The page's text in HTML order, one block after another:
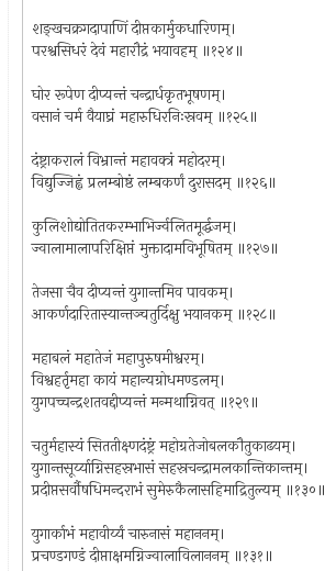
शङ्खचक्रगदापाणिं दीप्तकार्मुकधारिणम्।
परश्वसिधरं देवं महारौद्रं भयावहम् ॥१२४॥
घोर रूपेण दीप्यन्तं चन्द्रार्धकृतभूषणम्।
वसानं चर्म वैयाघ्रं महारुधिरनिःस्रवम् ॥१२५॥
दंष्ट्राकरालं विभ्रान्तं महावक्त्रं महोदरम्।
विद्युज्जिह्वं प्रलम्बोष्ठं लम्बकर्णं दुरासदम् ॥१२६॥
कुलिशोद्योतितकरम्भाभिर्ज्वलितमूर्द्धजम्।
ज्वालामालापरिक्षिप्तं मुक्तादामविभूषितम् ॥१२७॥
तेजसा चैव दीप्यन्तं युगान्तमिव पावकम्।
आकर्णदारितास्यान्तञ्चतुर्दिक्षु भयानकम् ॥१२८॥
महाबलं महातेजं महापुरुषमीश्वरम्।
विश्वहर्तृमहा कायं महान्यग्रोधमण्डलम्।
युगपच्चन्द्रशतवद्दीप्यन्तं मन्मथाग्निवत् ॥१२९॥
चतुर्महास्यं सिततीक्ष्णदंष्ट्रं महोग्रतेजोबलकौतुकाढयम्।
युगान्तसूर्य्याग्निसहस्रभासं सहस्रचन्द्रामलकान्तिकान्तम्।
प्रदीप्तसर्वौषधिमन्दराभं सुमेरुकैलासहिमाद्रितुल्यम् ॥१३०॥
युगार्काभं महावीर्य्यं चारुनासं महाननम्।
प्रचण्डगण्डं दीप्ताक्षमग्निज्वालाविलाननम् ॥१३१॥